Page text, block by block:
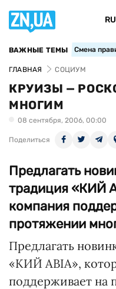
RU
ВАЖНЫЕ ТЕМЫ Смена
ГЛАВНАЯ СОЦИУМ
КРУИЗЫ —
МНОГИМ
08 сентября, 2006, 00:00
Поделиться
Предлагать
традиция «КИЙ
компания
протяжении
Предлагать
«КИЙ АВІА»,
поддерживает на